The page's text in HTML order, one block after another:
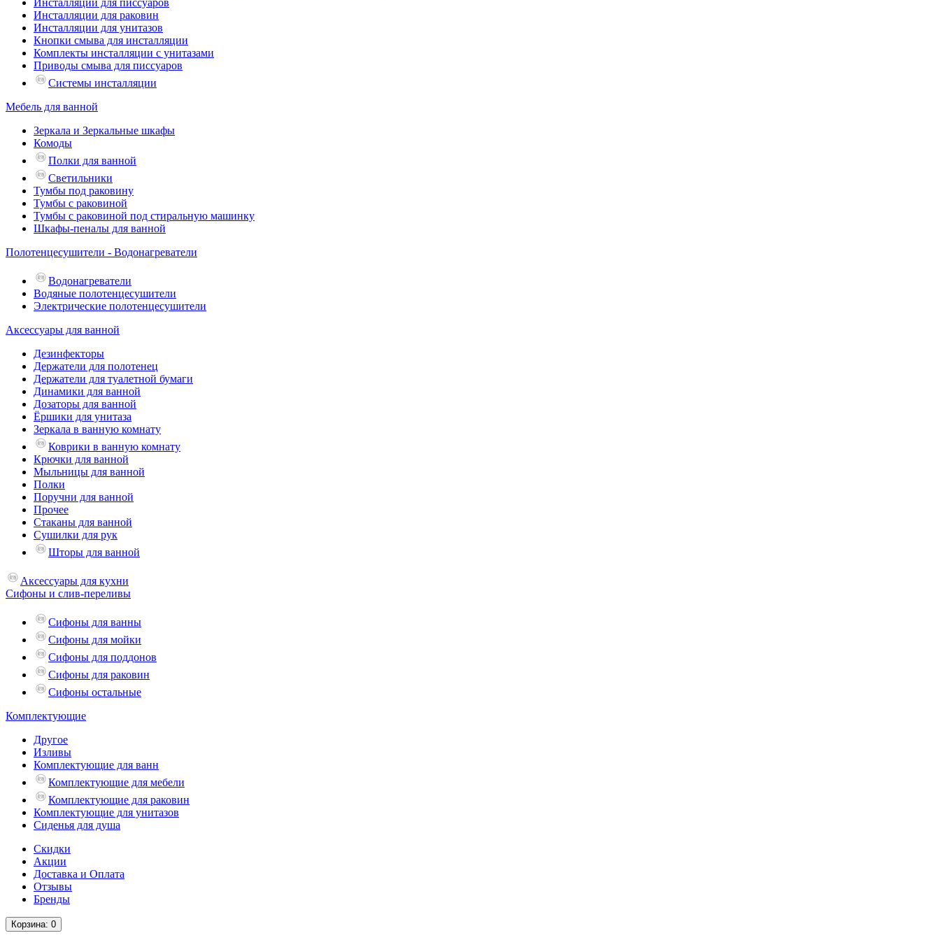
Инсталляции для писсуаров
Инсталляции для раковин
Инсталляции для унитазов
Кнопки смыва для инсталляции
Комплекты инсталляции с унитазами
Приводы смыва для писсуаров
Системы инсталляции
Мебель для ванной
Зеркала и Зеркальные шкафы
Комоды
Полки для ванной
Светильники
Тумбы под раковину
Тумбы с раковиной
Тумбы с раковиной под стиральную машинку
Шкафы-пеналы для ванной
Полотенцесушители - Водонагреватели
Водонагреватели
Водяные полотенцесушители
Электрические полотенцесушители
Аксессуары для ванной
Дезинфекторы
Держатели для полотенец
Держатели для туалетной бумаги
Динамики для ванной
Дозаторы для ванной
Ёршики для унитаза
Зеркала в ванную комнату
Коврики в ванную комнату
Крючки для ванной
Мыльницы для ванной
Полки
Поручни для ванной
Прочее
Стаканы для ванной
Сушилки для рук
Шторы для ванной
Аксессуары для кухни
Сифоны и слив-переливы
Сифоны для ванны
Сифоны для мойки
Сифоны для поддонов
Сифоны для раковин
Сифоны остальные
Комплектующие
Другое
Изливы
Комплектующие для ванн
Комплектующие для мебели
Комплектующие для раковин
Комплектующие для унитазов
Сиденья для душа
Скидки
Акции
Доставка и Оплата
Отзывы
Бренды
Корзина: 0